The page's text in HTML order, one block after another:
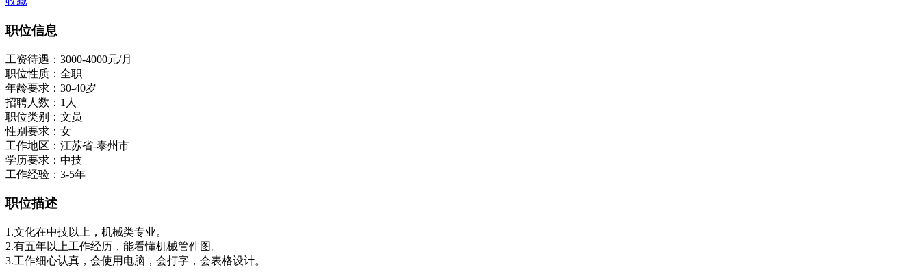
职位信息
工资待遇： 3000-4000元/月
职位性质：全职
年龄要求：30-40岁
招聘人数：1人
职位类别：文员
性别要求：女
工作地区：江苏省-泰州市
学历要求：中技
工作经验：3-5年
职位描述
1.文化在中技以上，机械类专业。
2.有五年以上工作经历，能看懂机械管件图。
3.工作细心认真，会使用电脑，会打字，会表格设计。